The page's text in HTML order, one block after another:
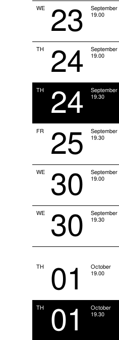
WE 23
September
19.00
TH 24
September
19.00
TH 24
September
19.30
FR 25
September
19.30
WE 30
September
19.00
WE 30
September
19.30
TH 01
October
19.00
TH 01
October
19.30